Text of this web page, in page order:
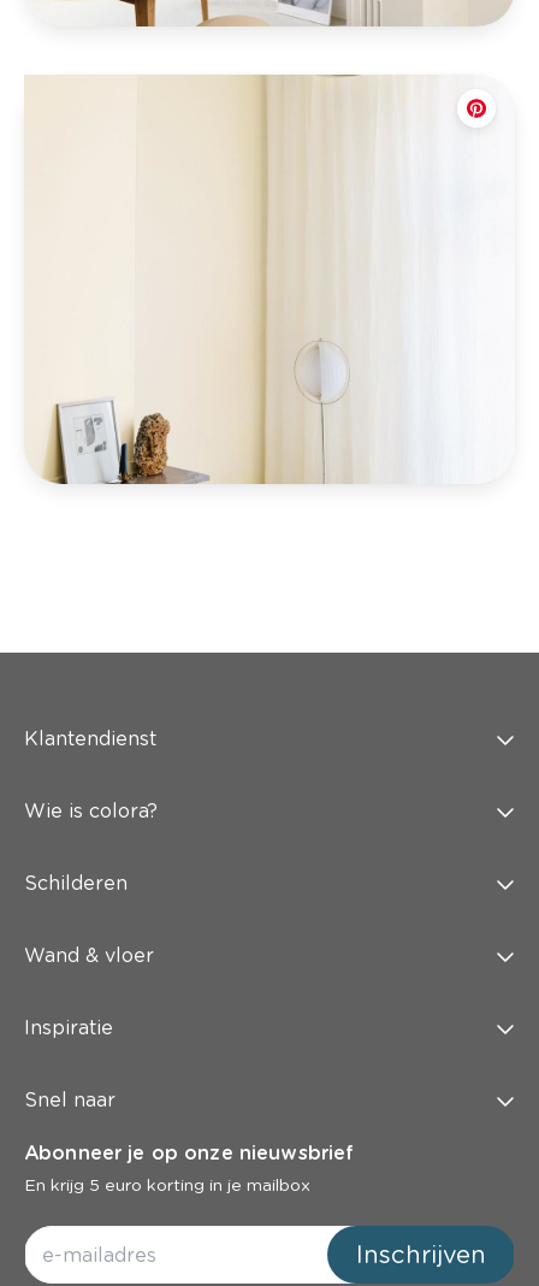
Klantendienst
Wie is colora?
Schilderen
Wand & vloer
Inspiratie
Snel naar
Abonneer je op onze nieuwsbrief
En krijg 5 euro korting in je mailbox
Inschrijven